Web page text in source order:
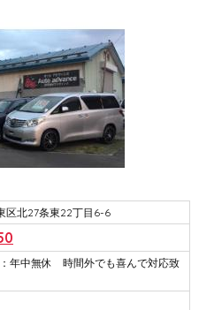
北27条東22丁目6-6
年中無休 時間外でも喜んで対応致